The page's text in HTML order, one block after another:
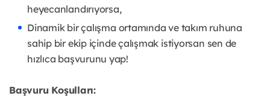
heyecanlandırıyorsa,
Dinamik bir çalışma ortamında ve takım ruhuna
sahip bir ekip içinde çalışmak istiyorsan sen de
hızlıca başvurunu yap!
Başvuru Koşulları: